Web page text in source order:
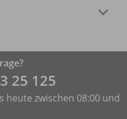
25 125
heute zwischen 08:00 und